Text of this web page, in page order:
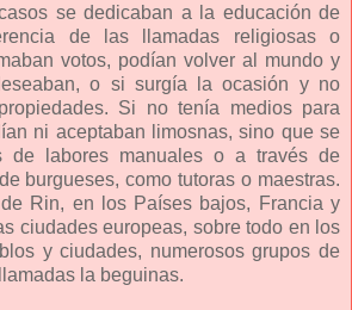
se dedicaban a la educación de
de las llamadas religiosas o
votos, podían volver al mundo y
o si surgía la ocasión y no
Si no tenía medios para
ni aceptaban limosnas, sino que se
de labores manuales o a través de
burgueses, como tutoras o maestras.
Rin, en los Países bajos, Francia y
ciudades europeas, sobre todo en los
y ciudades, numerosos grupos de
la beguinas.